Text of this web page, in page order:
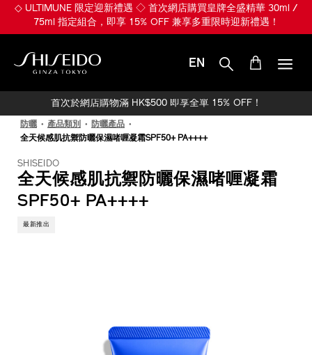
◇ ULTIMUNE 限定迎新禮遇 ◇ 首次網店購買皇牌全盛精華 30ml /
75ml 指定組合，即享 15% OFF 兼享多重限時迎新禮遇！
EN
首次於網店購物滿 HK$500 即享全單 15% OFF！
防曬 產品類別
防曬產品
全天候感肌抗禦防曬保濕啫喱凝霜SPF50+ PA++++
SHISEIDO
全天候感肌抗禦防曬保濕啫喱凝霜
SPF50+ PA++++
最新推出